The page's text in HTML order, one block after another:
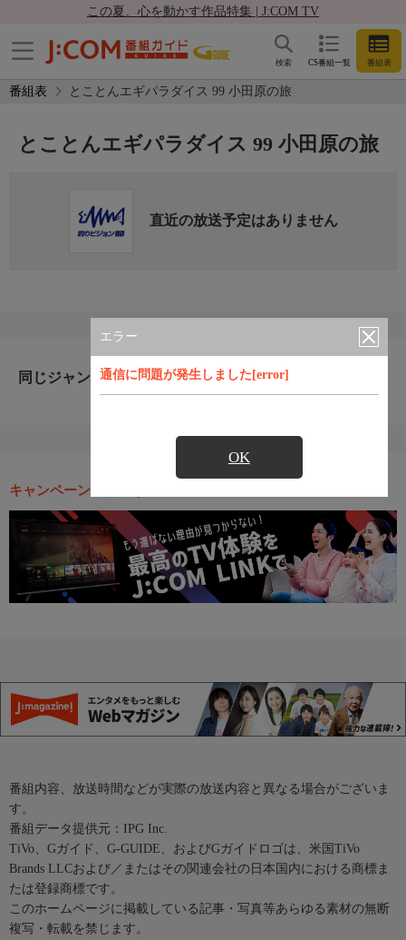
この夏、心を動かす作品特集 | J:COM TV
CS番組一覧 番組表
検索
番組表 とことんエギパラダイス 99 小田原の旅
エラー
通信に問題が発生しました[error]
OK
とことんエギパラダイス 99 小田原の旅
直近の放送予定はありません
同じジャンルのおすすめ番組
キャンペーン・お得な情報
番組内容、放送時間などが実際の放送内容と異なる場合がございま
す。
番組データ提供元：IPG Inc.
TiVo、Gガイド、G-GUIDE、およびGガイドロゴは、米国TiVo
Brands LLCおよび／またはその関連会社の日本国内における商標ま
たは登録商標です。
このホームページに掲載している記事・写真等あらゆる素材の無断
複写・転載を禁じます。